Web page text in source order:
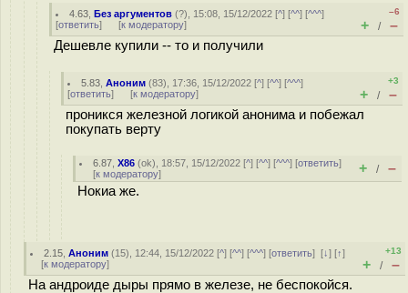
4.63 ,Без аргументов (?), 15:08, 15/12/2022 [^] [^^] [^^^]
[ответить] [к модератору]
–6
+ / –
Дешевле купили -- то и получили
5.83 ,Аноним (83), 17:36, 15/12/2022 [^] [^^] [^^^]
[ответить] [к модератору]
+3
+ / –
проникся железной логикой анонима и побежал
покупать верту
6.87 ,X86 (ok), 18:57, 15/12/2022 [^] [^^] [^^^] [ответить]
[к модератору] + / –
Нокиа же.
2.15 ,Аноним (15), 12:44, 15/12/2022 [^] [^^] [^^^] [ответить][↓] [↑]
[к модератору]
+13
+ / –
На андроиде дыры прямо в железе, не беспокойся.